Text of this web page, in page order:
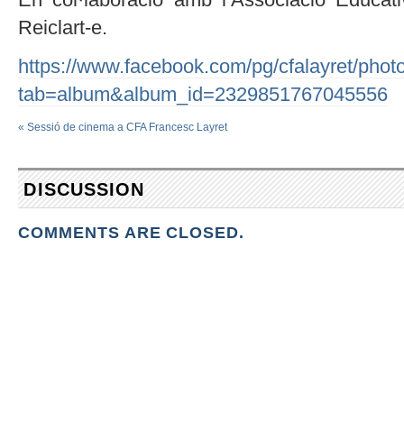
Reiclart-e.
https://www.facebook.com/pg/cfalayret/
tab=album&album_id=2329851767045556
« Sessió de cinema a CFA Francesc Layret
DISCUSSION
COMMENTS ARE CLOSED.